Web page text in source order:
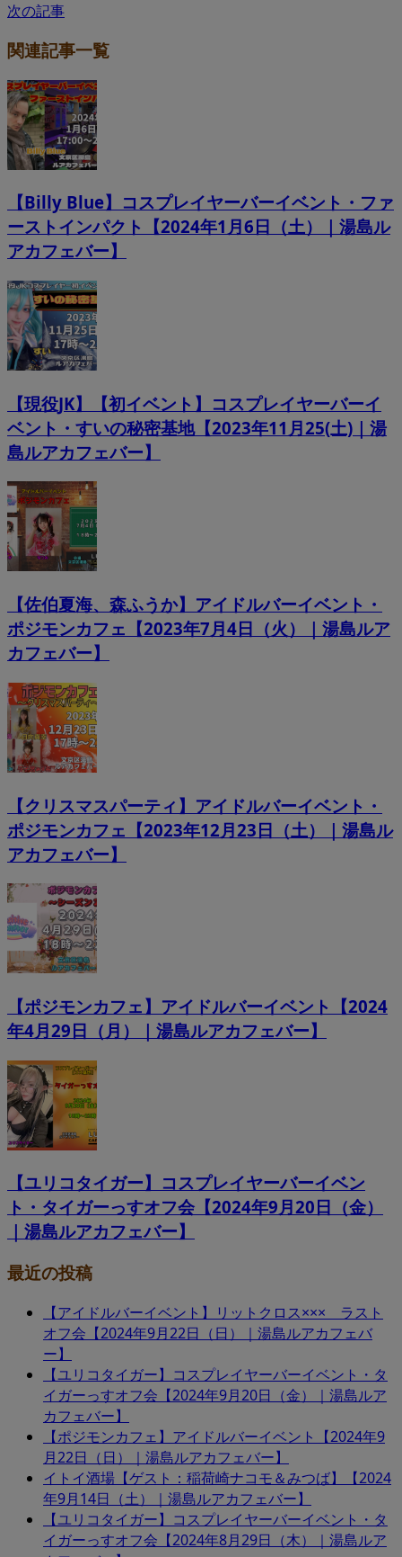
次の記事
関連記事一覧
【Billy Blue】コスプレイヤーバーイベント・ファ
ーストインパクト【2024年1月6日（土）｜湯島ル
アカフェバー】
【現役JK】【初イベント】コスプレイヤーバーイ
ベント・すいの秘密基地【2023年11月25(土)｜湯
島ルアカフェバー】
【佐伯夏海、森ふうか】アイドルバーイベント・
ポジモンカフェ【2023年7月4日（火）｜湯島ルア
カフェバー】
【クリスマスパーティ】アイドルバーイベント・
ポジモンカフェ【2023年12月23日（土）｜湯島ル
アカフェバー】
【ポジモンカフェ】アイドルバーイベント【2024
年4月29日（月）｜湯島ルアカフェバー】
【ユリコタイガー】コスプレイヤーバーイベン
ト・タイガーっすオフ会【2024年9月20日（金）
｜湯島ルアカフェバー】
最近の投稿
【アイドルバーイベント】リットクロス××× ラスト
オフ会【2024年9月22日（日）｜湯島ルアカフェバ
ー】
【ユリコタイガー】コスプレイヤーバーイベント・タ
イガーっすオフ会【2024年9月20日（金）｜湯島ルア
カフェバー】
【ポジモンカフェ】アイドルバーイベント【2024年9
月22日（日）｜湯島ルアカフェバー】
イトイ酒場【ゲスト：稲荷崎ナコモ＆みつば】【2024
年9月14日（土）｜湯島ルアカフェバー】
【ユリコタイガー】コスプレイヤーバーイベント・タ
イガーっすオフ会【2024年8月29日（木）｜湯島ルア